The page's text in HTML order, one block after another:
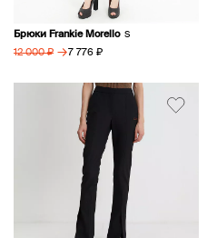
Брюки Frankie Morello S
12 000 ₽ → 7 776 ₽